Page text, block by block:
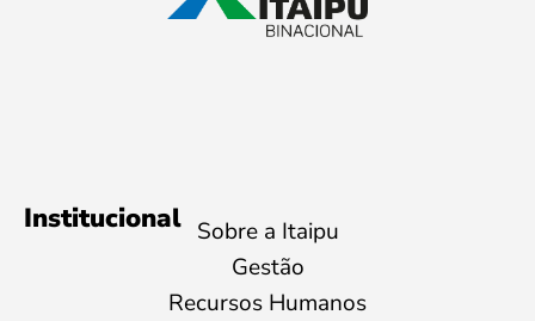
Institucional Sobre a Itaipu
Gestão
Recursos Humanos